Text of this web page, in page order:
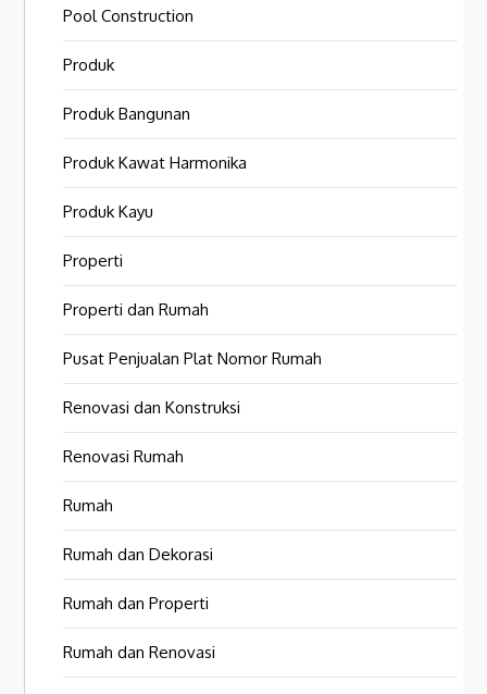
Pool Construction
Produk
Produk Bangunan
Produk Kawat Harmonika
Produk Kayu
Properti
Properti dan Rumah
Pusat Penjualan Plat Nomor Rumah
Renovasi dan Konstruksi
Renovasi Rumah
Rumah
Rumah dan Dekorasi
Rumah dan Properti
Rumah dan Renovasi